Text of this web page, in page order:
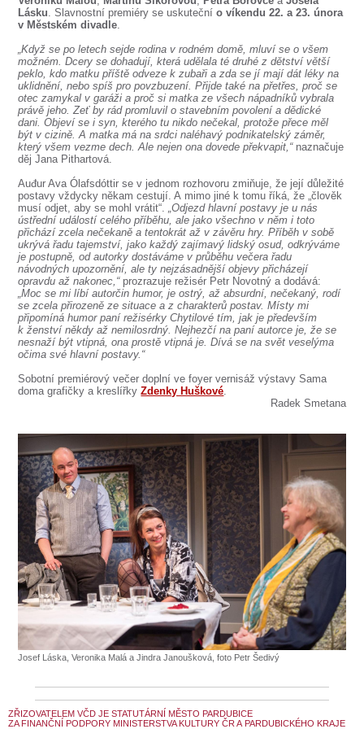
Lásku. Slavnostní premiéry se uskutečnío víkendu 22. a 23. února
v Městském divadle.
„Když se po letech sejde rodina v rodném domě, mluví se o všem
možném. Dcery se dohadují, která udělala té druhé z dětství větší
peklo, kdo matku příště odveze k zubaři a zda se jí mají dát léky na
uklidnění, nebo spíš pro povzbuzení. Přijde také na přetřes, proč se
otec zamykal v garáži a proč si matka ze všech nápadníků vybrala
právě jeho. Zeť by rád promluvil o stavebním povolení a dědické
dani. Objeví se i syn, kterého tu nikdo nečekal, protože přece měl
být v cizině. A matka má na srdci naléhavý podnikatelský záměr,
který všem vezme dech. Ale nejen ona dovede překvapit,“ naznačuje
děj Jana Pithartová.
Auđur Ava Ólafsdóttir se v jednom rozhovoru zmiňuje, že její důležité
postavy vždycky někam cestují. A mimo jiné k tomu říká, že „člověk
musí odjet, aby se mohl vrátit“.„Odjezd hlavní postavy je u nás
ústřední událostí celého příběhu, ale jako všechno v něm i toto
přichází zcela nečekaně a tentokrát až v závěru hry. Příběh v sobě
ukrývá řadu tajemství, jako každý zajímavý lidský osud, odkrýváme
je postupně, od autorky dostáváme v průběhu večera řadu
návodných upozornění, ale ty nejzásadnější objevy přicházejí
opravdu až nakonec,“prozrazuje režisér Petr Novotný a dodává:
„Moc se mi líbí autorčin humor, je ostrý, až absurdní, nečekaný, rodí
se zcela přirozeně ze situace a z charakterů postav. Místy mi
připomíná humor paní režisérky Chytilové tím, jak je především
k ženství někdy až nemilosrdný. Nejhezčí na paní autorce je, že se
nesnaží být vtipná, ona prostě vtipná je. Dívá se na svět veselýma
očima své hlavní postavy.“
Sobotní premiérový večer doplní ve foyer vernisáž výstavy Sama
doma grafičky a kreslířkyZdenky Huškové.
Radek Smetana
Josef Láska, Veronika Malá a Jindra Janoušková, foto Petr Šedivý
ZŘIZOVATELEM VČD JE STATUTÁRNÍ MĚSTO PARDUBICE
ZA FINANČNÍ PODPORY MINISTERSTVA KULTURY ČR A PARDUBICKÉHO KRAJE